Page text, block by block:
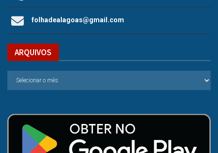
folhadealagoas@gmail.com
ARQUIVOS